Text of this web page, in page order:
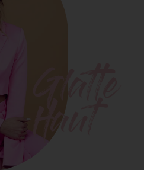
Glatte
Haut